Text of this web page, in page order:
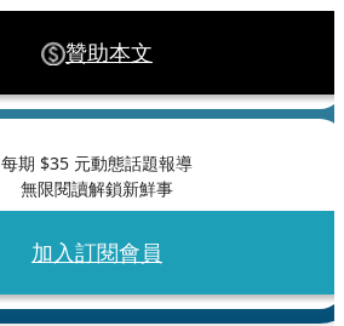
贊助本文
每期 $35 元動態話題報導
無限閱讀解鎖新鮮事
加入訂閱會員